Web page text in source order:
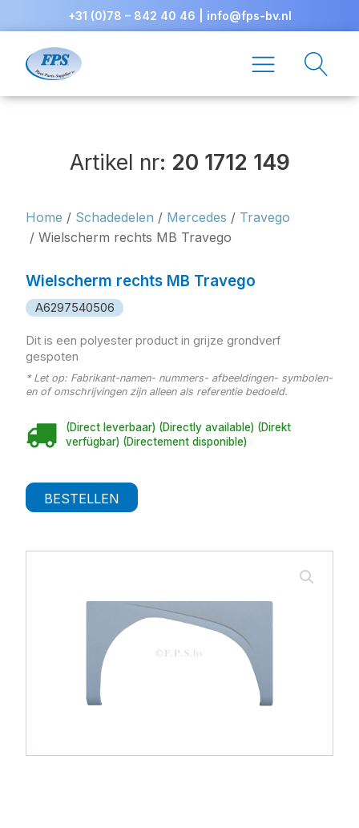
+31 (0)78 – 842 40 46 info@fps-bv.nl
Artikel nr: 20 1712 149
Home / Schadedelen / Mercedes / Travego
/ Wielscherm rechts MB Travego
Wielscherm rechts MB Travego
A6297540506
Dit is een polyester product in grijze grondverf
gespoten
* Let op: Fabrikant-namen- nummers- afbeeldingen- symbolen-
en of omschrijvingen zijn alleen als referentie bedoeld.
(Direct leverbaar) (Directly available) (Direkt
verfügbar) (Directement disponible)
BESTELLEN